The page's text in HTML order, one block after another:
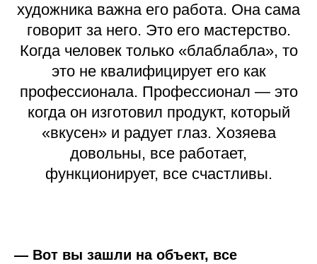
художника важна его работа. Она сама
говорит за него. Это его мастерство.
Когда человек только «блаблабла», то
это не квалифицирует его как
профессионала. Профессионал — это
когда он изготовил продукт, который
«вкусен» и радует глаз. Хозяева
довольны, все работает,
функционирует, все счастливы.
— Вот вы зашли на объект, все